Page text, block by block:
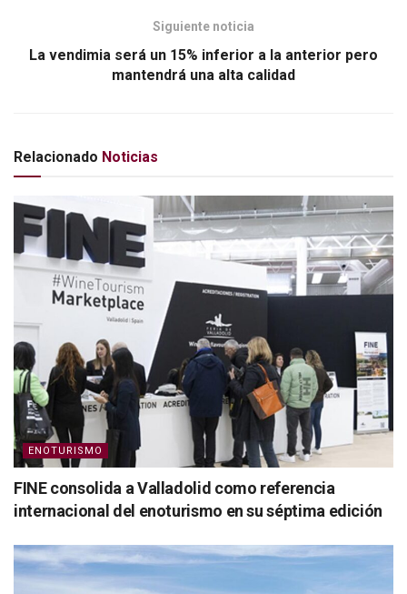
Siguiente noticia
La vendimia será un 15% inferior a la anterior pero
mantendrá una alta calidad
Relacionado Noticias
ENOTURISMO
FINE consolida a Valladolid como referencia
internacional del enoturismo en su séptima edición